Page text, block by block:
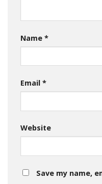
Name *
Email *
Website
Save my name,